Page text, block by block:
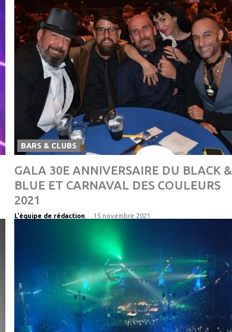
BARS & CLUBS
GALA 30E ANNIVERSAIRE DU BLACK &
BLUE ET CARNAVAL DES COULEURS
2021
L'équipe de rédaction - 15 novembre 2021